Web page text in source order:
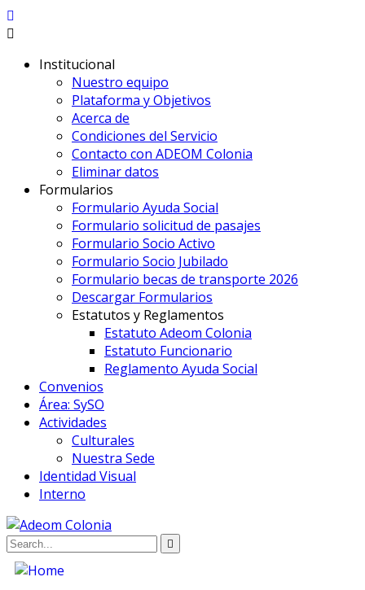
Institucional
Nuestro equipo
Plataforma y Objetivos
Acerca de
Condiciones del Servicio
Contacto con ADEOM Colonia
Eliminar datos
Formularios
Formulario Ayuda Social
Formulario solicitud de pasajes
Formulario Socio Activo
Formulario Socio Jubilado
Formulario becas de transporte 2026
Descargar Formularios
Estatutos y Reglamentos
Estatuto Adeom Colonia
Estatuto Funcionario
Reglamento Ayuda Social
Convenios
Área: SySO
Actividades
Culturales
Nuestra Sede
Identidad Visual
Interno